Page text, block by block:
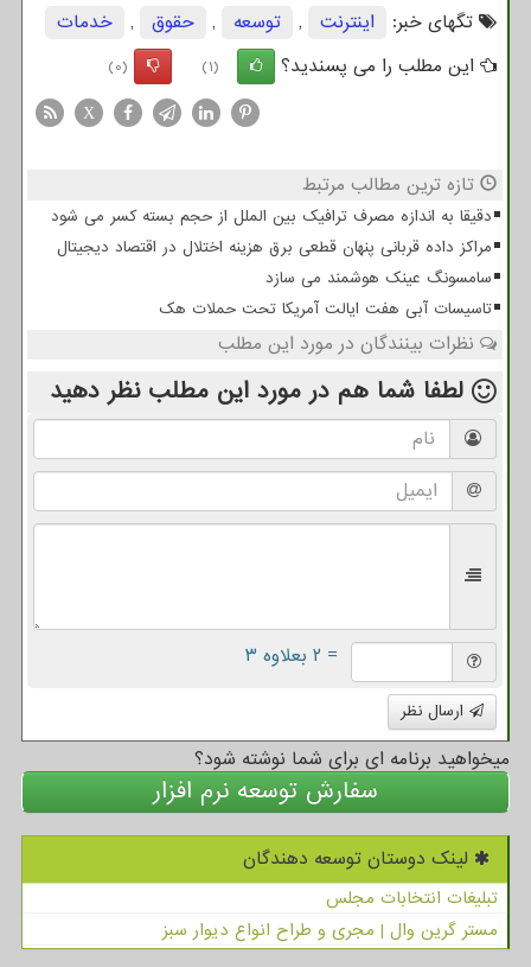
تگهای خبر:
اینترنت , توسعه , حقوق ,
خدمات
این مطلب را می پسندید؟
(1)
(0)
X
تازه ترین مطالب مرتبط
دقیقا به اندازه مصرف ترافیک بین الملل از حجم بسته کسر می شود
مراکز داده قربانی پنهان قطعی برق هزینه اختلال در اقتصاد دیجیتال
سامسونگ عینک هوشمند می سازد
تاسیسات آبی هفت ایالت آمریکا تحت حملات هک
نظرات بینندگان در مورد این مطلب
لطفا شما هم در مورد این مطلب نظر دهید
= ۲ بعلاوه ۳
ارسال نظر
میخواهید برنامه ای برای شما نوشته شود؟
سفارش توسعه نرم افزار
لینک دوستان توسعه دهندگان
تبلیغات انتخابات مجلس
مستر گرین وال | مجری و طراح انواع دیوار سبز